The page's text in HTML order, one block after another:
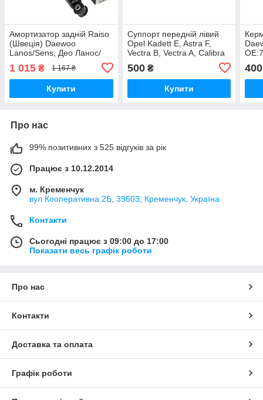
Амортизатор задній Raiso
(Швеція) Daewoo
Lanos/Sens, Део Ланос/
UAFPYYE17
1 015 ₴ 1 167 ₴
Купити
Суппорт передній лівий
Opel Kadett E, Astra F,
Vectra B, Vectra A, Calibra
OE:93173143
500₴
Купити
400
Про нас
99% позитивних з 525 відгуків за рік
Працює з 10.12.2014
м. Кременчук
вул.Кооперативна 2Б, 39603, Кременчук, Україна
Контакти
Сьогодні працює з 09:00 до 17:00
Показати весь графік роботи
Про нас
Контакти
Доставка та оплата
Графік роботи